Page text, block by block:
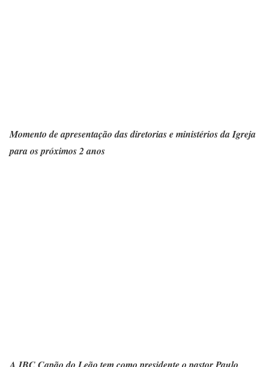
Momento de apresentação das diretorias e ministérios da Igreja
para os próximos 2 anos